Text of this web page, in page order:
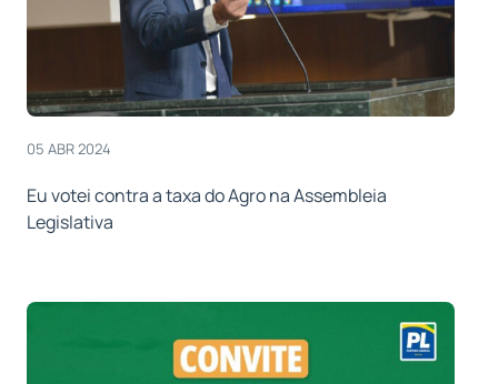
05 ABR 2024
Eu votei contra a taxa do Agro na Assembleia
Legislativa